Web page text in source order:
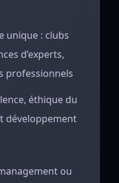
unique : clubs
d’experts,
professionnels
éthique du
développement
ou